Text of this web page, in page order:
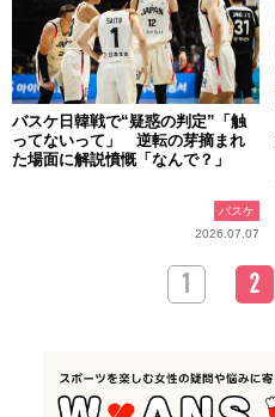
バスケ日韓戦で“疑惑の判定”「触
ってないって」 逆転の芽摘まれ
た場面に解説憤慨「なんで？」
バスケ
2026.07.07
1 2